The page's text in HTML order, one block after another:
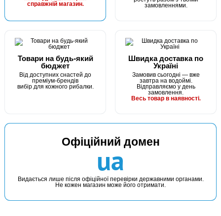
справжній магазин.
замовленнями.
Товари на будь-який
бюджет
Від доступних снастей до
преміум-брендів
вибір для кожного рибалки.
Швидка доставка по
Україні
Замовив сьогодні — вже
завтра на водоймі.
Відправляємо у день
замовлення.
Весь товар в наявності.
Офіційний домен
ua
Видається лише після офіційної перевірки державними органами.
Не кожен магазин може його отримати.